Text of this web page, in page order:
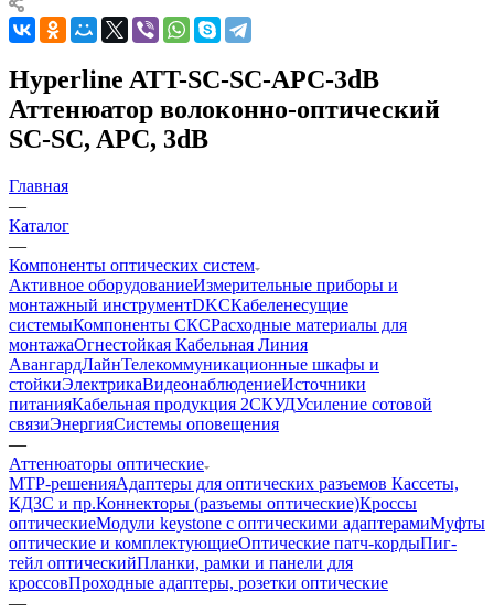
Hyperline ATT-SC-SC-APC-3dB
Аттенюатор волоконно-оптический
SC-SC, APC, 3dB
Главная
—
Каталог
—
Компоненты оптических систем
Активное оборудованиеИзмерительные приборы и
монтажный инструментDKCКабеленесущие
системыКомпоненты СКСРасходные материалы для
монтажаОгнестойкая Кабельная Линия
АвангардЛайнТелекоммуникационные шкафы и
стойкиЭлектрикаВидеонаблюдениеИсточники
питанияКабельная продукция 2СКУДУсиление сотовой
связиЭнергияСистемы оповещения
—
Аттенюаторы оптические
MTP-решенияАдаптеры для оптических разъемов Кассеты,
КДЗС и пр.Коннекторы (разъемы оптические)Кроссы
оптическиеМодули keystone с оптическими адаптерамиМуфты
оптические и комплектующиеОптические патч-кордыПиг-
тейл оптическийПланки, рамки и панели для
кроссовПроходные адаптеры, розетки оптические
—